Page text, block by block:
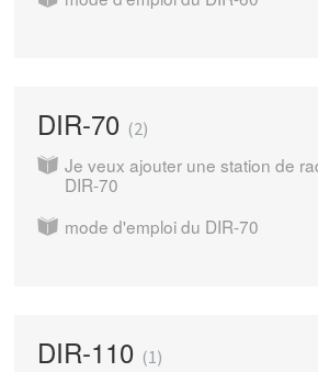
DIR-70 2
Je veux ajouter une station de
DIR-70
mode d'emploi du DIR-70
DIR-110 1